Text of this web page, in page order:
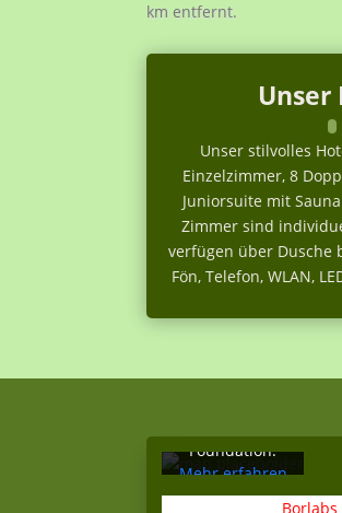
km entfernt.
Unser
Unser stilvolles
Einzelzimmer, 8
Juniorsuite mit
Zimmer sind
verfügen über Dusche
Fön, Telefon, WLAN,
Mit dem Laden
Datenschutzerklärung
Foundation.
Mehr erfahren